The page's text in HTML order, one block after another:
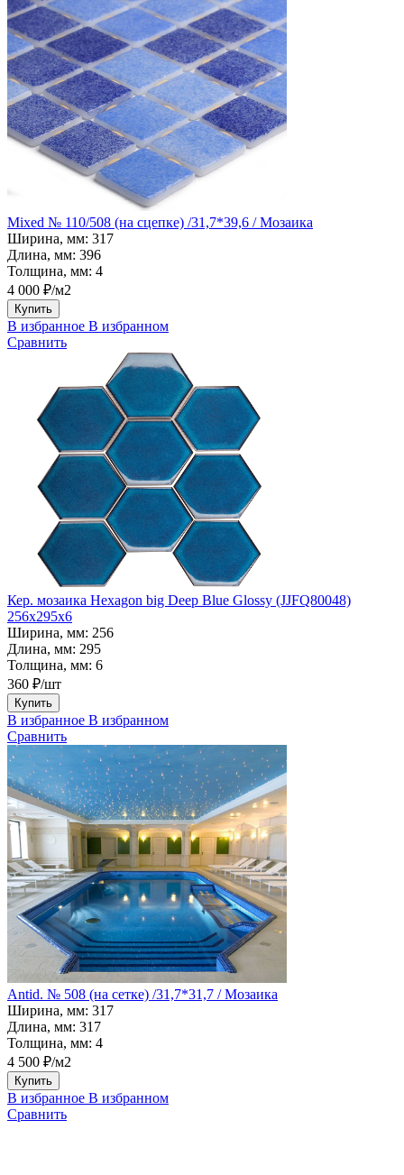
Mixed № 110/508 (на сцепке) /31,7*39,6 / Мозаика
Ширина, мм: 317
Длина, мм: 396
Толщина, мм: 4
4 000 ₽/м2
Купить
В избранное В избранном
Сравнить
Кер. мозаика Hexagon big Deep Blue Glossy (JJFQ80048)
256х295х6
Ширина, мм: 256
Длина, мм: 295
Толщина, мм: 6
360 ₽/шт
Купить
В избранное В избранном
Сравнить
Antid. № 508 (на сетке) /31,7*31,7 / Мозаика
Ширина, мм: 317
Длина, мм: 317
Толщина, мм: 4
4 500 ₽/м2
Купить
В избранное В избранном
Сравнить